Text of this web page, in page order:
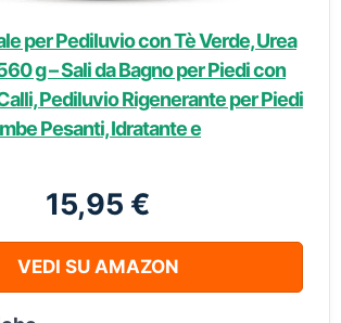
per Pediluvio con Tè Verde, Urea
g – Sali da Bagno per Piedi con
Pediluvio Rigenerante per Piedi
Pesanti, Idratante e
15,95 €
VEDI SU AMAZON